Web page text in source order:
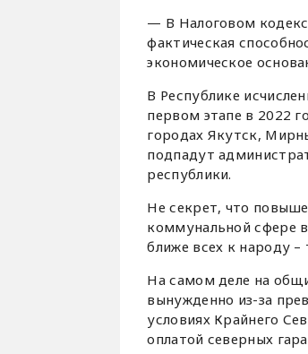
— В Налоговом
фактическая
экономическое
В Республике
первом этапе в 2022
городах Якутск,
подпадут
республики.
Не секрет, что
коммунальной сфере
ближе всех к народу
На самом деле на
вынужденно из-за
условиях Крайнего
оплатой северных